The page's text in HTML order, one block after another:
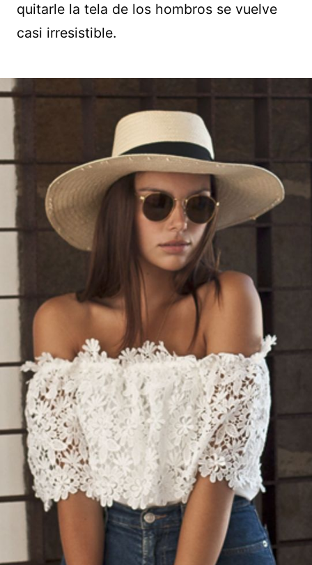
quitarle la tela de los hombros se vuelve
casi irresistible.